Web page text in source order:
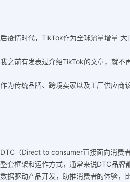
后疫情时代，TikTok作为全球流量增量
我之前有发表过介绍TikTok的文章，就不
作为传统品牌、跨境卖家以及工厂供应商
DTC（Direct to consumer直接面向消费
整套框架和运作方式，通常来说DTC品牌
数据驱动产品开发，助推消费者的体验，